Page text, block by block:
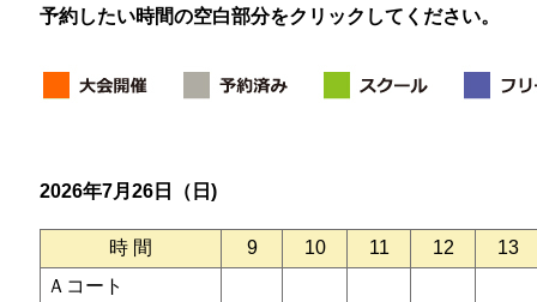
予約したい時間の空白部分をクリックしてください。
2026年7月26日（日)
時 間 9 10 11 12
13
Ａコート